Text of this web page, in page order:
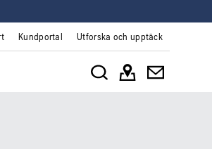
Kundportal Utforska och upptäck